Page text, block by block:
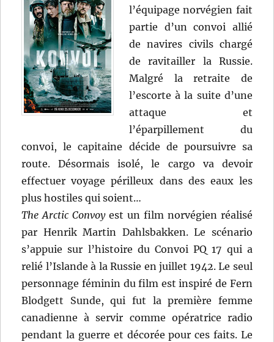
l’équipage norvégien fait
partie d’un convoi allié
de navires civils chargé
de ravitailler la Russie.
Malgré la retraite de
l’escorte à la suite d’une
attaque et
l’éparpillement du
convoi, le capitaine décide de poursuivre sa
route. Désormais isolé, le cargo va devoir
effectuer voyage périlleux dans des eaux les
plus hostiles qui soient…
The Arctic Convoyest un film norvégien réalisé
par Henrik Martin Dahlsbakken. Le scénario
s’appuie sur l’histoire du Convoi PQ 17 qui a
relié l’Islande à la Russie en juillet 1942. Le seul
personnage féminin du film est inspiré de Fern
Blodgett Sunde, qui fut la première femme
canadienne à servir comme opératrice radio
pendant la guerre et décorée pour ces faits. Le